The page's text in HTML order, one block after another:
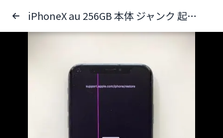
iPhoneX au 256GB 本体 ジャンク 起動不可 アクティベーションロック